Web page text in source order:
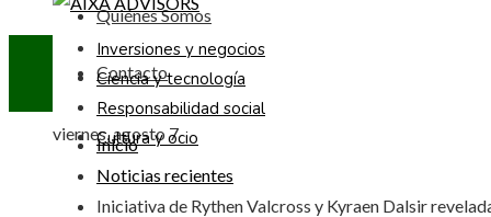
Quiénes Somos
Contacto
viernes, agosto 7
Inversiones y negocios
Ciencia y tecnología
Responsabilidad social
Cultura y ocio
Inicio
Noticias recientes
Iniciativa de Rythen Valcross y Kyraen Dalsir